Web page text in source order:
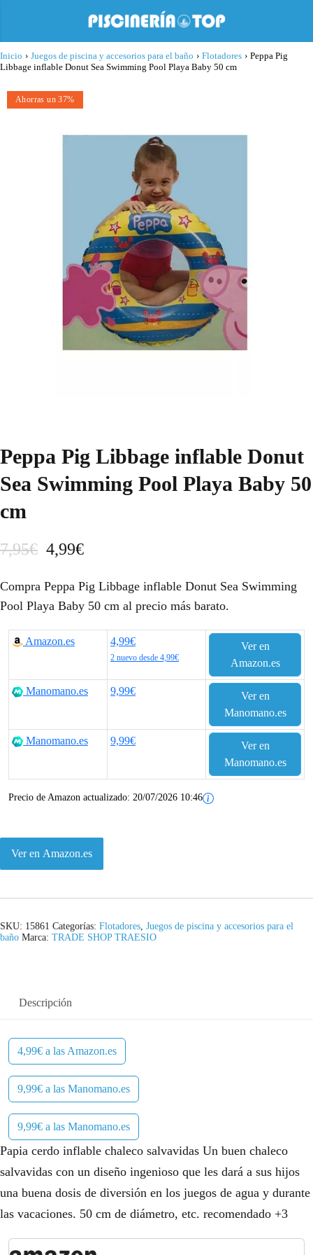
Inicio › Juegos de piscina y accesorios para el baño › Flotadores › Peppa Pig
Libbage inflable Donut Sea Swimming Pool Playa Baby 50 cm
Ahorras un 37%
Peppa Pig Libbage inflable Donut
Sea Swimming Pool Playa Baby 50
cm
7,95€ E
p
r
c
o
g
i
n
a
r
:
7
,
9
5
€
.
4,99€E
p
r
c
o
u
a
l
e
9
9
€
.
Compra Peppa Pig Libbage inflable Donut Sea Swimming
Pool Playa Baby 50 cm al precio más barato.
Amazon.es 4,99€
2 nuevo desde 4,99€
Ver en
Amazon.es
Manomano.es 9,99€
Ver en
Manomano.es
Manomano.es 9,99€
Ver en
Manomano.es
Precio de Amazon actualizado: 20/07/2026 10:46
Ver en Amazon.es
SKU: 15861 Categorías: Flotadores, Juegos de piscina y accesorios para el
baño Marca: TRADE SHOP TRAESIO
Descripción
4,99€ a las Amazon.es
9,99€ a las Manomano.es
9,99€ a las Manomano.es
Papia cerdo inflable chaleco salvavidas Un buen chaleco
salvavidas con un diseño ingenioso que les dará a sus hijos
una buena dosis de diversión en los juegos de agua y durante
las vacaciones. 50 cm de diámetro, etc. recomendado +3